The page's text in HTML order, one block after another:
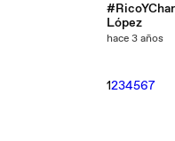
López
hace 3 años
1234567